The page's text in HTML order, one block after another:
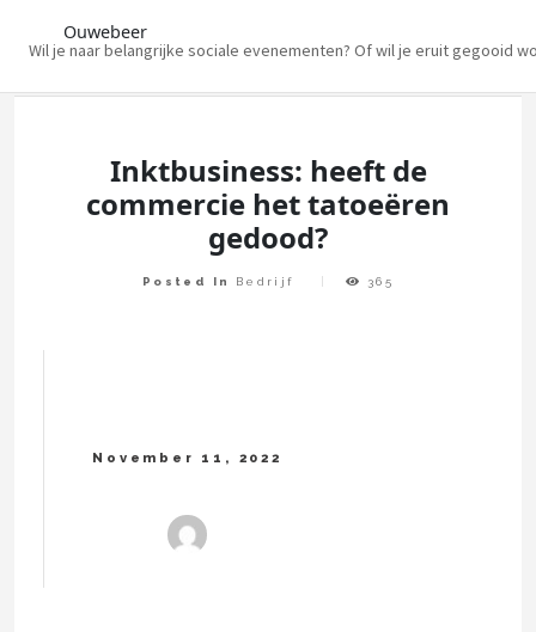
Ouwebeer
Wil je naar belangrijke sociale evenementen? Of wil je eruit gegooid
Inktbusiness: heeft de
commercie het tatoeëren
gedood?
Posted In Bedrijf 365